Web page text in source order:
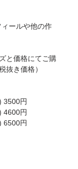
ールや他の作
と価格にてご購
抜き価格）
3500円
4600円
6500円